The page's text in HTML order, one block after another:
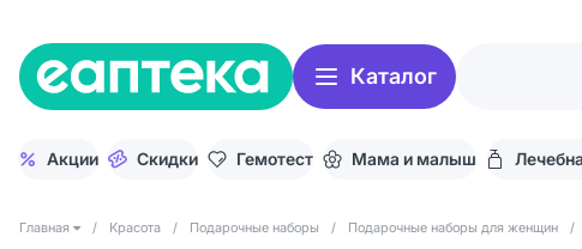
Каталог
Акции Скидки Гемотест Мама и малыш
Главная / Красота / Подарочные наборы / Подарочные наборы для женщин /